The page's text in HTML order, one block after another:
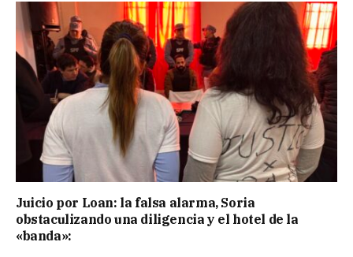
Juicio por Loan: la falsa alarma, Soria
obstaculizando una diligencia y el hotel de la
«banda»: